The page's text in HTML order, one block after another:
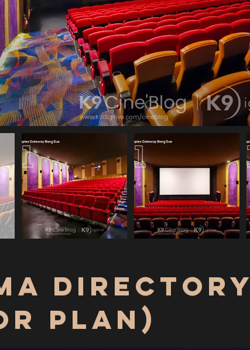
Directory
Plan)